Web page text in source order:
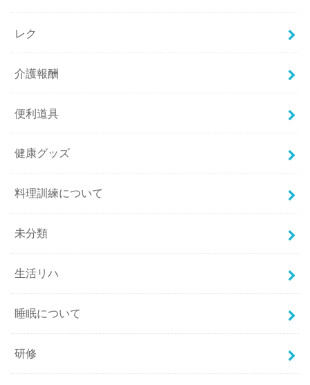
レク
介護報酬
便利道具
健康グッズ
料理訓練について
未分類
生活リハ
睡眠について
研修